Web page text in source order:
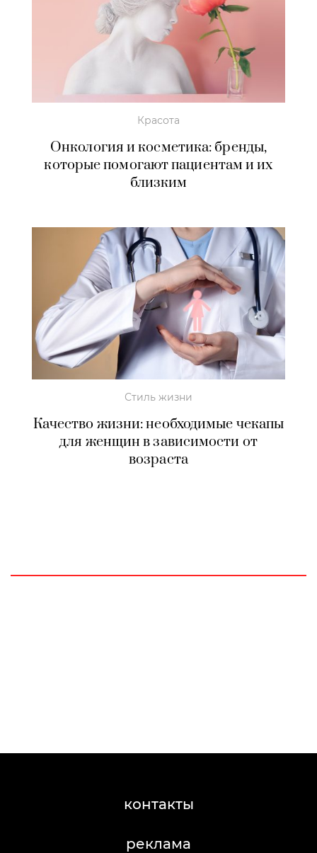
Красота
Онкология и косметика: бренды,
которые помогают пациентам и их
близким
Стиль жизни
Качество жизни: необходимые чекапы
для женщин в зависимости от
возраста
контакты
реклама